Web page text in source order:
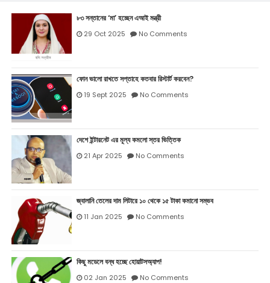
৮৩ সন্তানের ‘মা’ হচ্ছেন এআই মন্ত্রী
29 Oct 2025 No Comments
ফোন ভালো রাখতে সপ্তাহে কতবার রিস্টার্ট করবেন?
19 Sept 2025 No Comments
দেশে ইন্টারনেট এর মূল্য কমলো স্তর ভিত্তিক
21 Apr 2025 No Comments
জ্বালানি তেলের দাম লিটারে ১০ থেকে ১৫ টাকা কমানো সম্ভব
11 Jan 2025 No Comments
কিছু মডেলে বন্ধ হচ্ছে হোয়াটসঅ্যাপ!
02 Jan 2025 No Comments